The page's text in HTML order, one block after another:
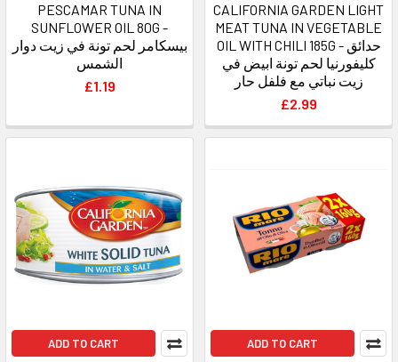
PESCAMAR TUNA IN
SUNFLOWER OIL 80G -
بيسكامر لحم تونة في زيت دوار
الشمس
£1.19
CALIFORNIA GARDEN LIGHT
MEAT TUNA IN VEGETABLE
OIL WITH CHILI 185G - حدائق
كليفورنيا لحم تونة ابيض في
زيت نباتي مع فلفل حار
£2.99
ADD TO CART ADD TO CART